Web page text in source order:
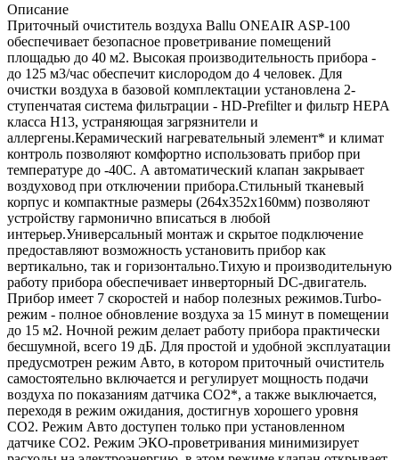
Описание
Приточный очиститель воздуха Ballu ONEAIR ASP-100
обеспечивает безопасное проветривание помещений
площадью до 40 м2. Высокая производительность прибора -
до 125 м3/час обеспечит кислородом до 4 человек. Для
очистки воздуха в базовой комплектации установлена 2-
ступенчатая система фильтрации - HD-Prefilter и фильтр HEPA
класса H13, устраняющая загрязнители и
аллергены.Керамический нагревательный элемент* и климат
контроль позволяют комфортно использовать прибор при
температуре до -40С. А автоматический клапан закрывает
воздуховод при отключении прибора.Стильный тканевый
корпус и компактные размеры (264х352х160мм) позволяют
устройству гармонично вписаться в любой
интерьер.Универсальный монтаж и скрытое подключение
предоставляют возможность установить прибор как
вертикально, так и горизонтально.Тихую и производительную
работу прибора обеспечивает инверторный DC-двигатель.
Прибор имеет 7 скоростей и набор полезных режимов.Turbo-
режим - полное обновление воздуха за 15 минут в помещении
до 15 м2. Ночной режим делает работу прибора практически
бесшумной, всего 19 дБ. Для простой и удобной эксплуатации
предусмотрен режим Авто, в котором приточный очиститель
самостоятельно включается и регулирует мощность подачи
воздуха по показаниям датчика CO2*, а также выключается,
переходя в режим ожидания, достигнув хорошего уровня
CO2. Режим Авто доступен только при установленном
датчике CO2. Режим ЭКО-проветривания минимизирует